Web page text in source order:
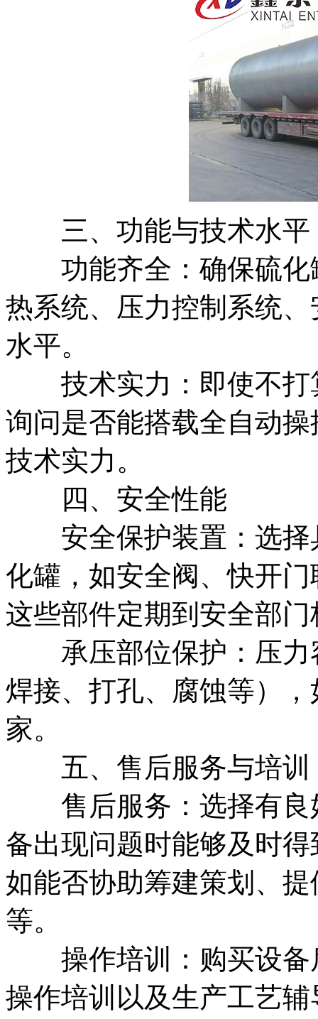
三、功能与技术水平
功能齐全：确保硫化
热系统、压力控制系统
水平。
技术实力：即使不打
询问是否能搭载全自动
技术实力。
四、安全性能
安全保护装置：选择
化罐，如安全阀、快开
这些部件定期到安全部门
承压部位保护：压力
焊接、打孔、腐蚀等）
家。
五、售后服务与培训
售后服务：选择有良
备出现问题时能够及时
如能否协助筹建策划、
等。
操作培训：购买设备
操作培训以及生产工艺